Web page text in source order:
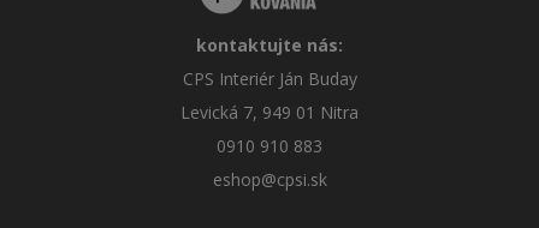
kontaktujte nás:
CPS Interiér Ján Buday
Levická 7, 949 01 Nitra
0910 910 883
eshop@cpsi.sk